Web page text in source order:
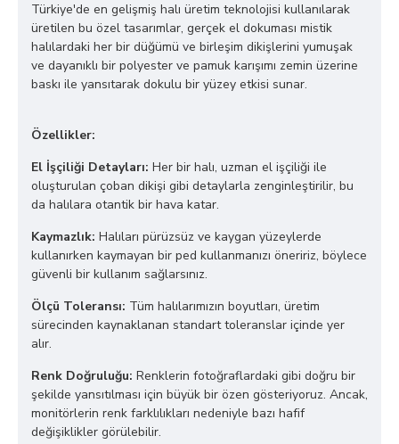
Türkiye'de en gelişmiş halı üretim teknolojisi kullanılarak
üretilen bu özel tasarımlar, gerçek el dokuması mistik
halılardaki her bir düğümü ve birleşim dikişlerini yumuşak
ve dayanıklı bir polyester ve pamuk karışımı zemin üzerine
baskı ile yansıtarak dokulu bir yüzey etkisi sunar.
Özellikler:
El İşçiliği Detayları: Her bir halı, uzman el işçiliği ile
oluşturulan çoban dikişi gibi detaylarla zenginleştirilir, bu
da halılara otantik bir hava katar.
Kaymazlık: Halıları pürüzsüz ve kaygan yüzeylerde
kullanırken kaymayan bir ped kullanmanızı öneririz, böylece
güvenli bir kullanım sağlarsınız.
Ölçü Toleransı: Tüm halılarımızın boyutları, üretim
sürecinden kaynaklanan standart toleranslar içinde yer
alır.
Renk Doğruluğu: Renklerin fotoğraflardaki gibi doğru bir
şekilde yansıtılması için büyük bir özen gösteriyoruz. Ancak,
monitörlerin renk farklılıkları nedeniyle bazı hafif
değişiklikler görülebilir.